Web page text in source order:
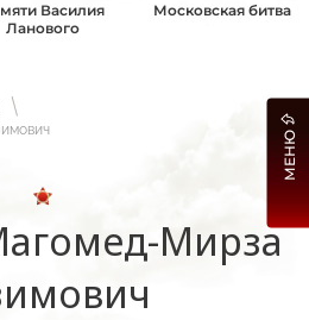
Василия
Ланового
Московская битва
Мирза
МЕНЮ